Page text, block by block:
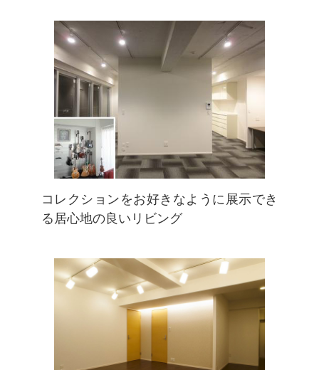
コレクションをお好きなように展示でき
る居心地の良いリビング